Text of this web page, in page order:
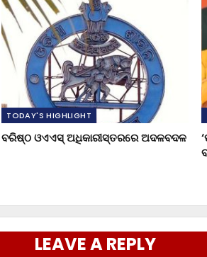
TODAY'S HIGHLIGHT
ବରିଷ୍ଠ ଓଏଏସ୍‌ ଅଧିକାରୀସ୍ତରରେ ଅଦଳବଦଳ
LEAVE A REPLY